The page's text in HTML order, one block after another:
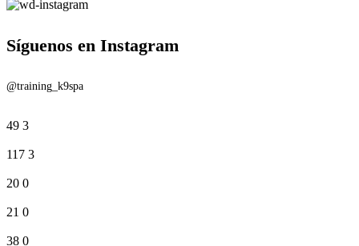
Síguenos en Instagram
@training_k9spa
49 3
117 3
20 0
21 0
38 0